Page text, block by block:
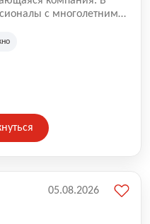
с многолетним
опыт позволяют
05.08.2026